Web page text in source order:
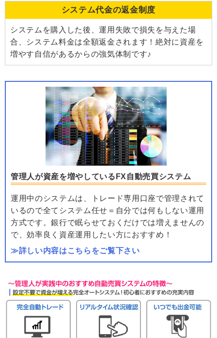
システム代金の返金制度
システムを購入した後、運用失敗で損失を与えた場
合、システム料金は全額返金されます！絶対に資産を
増やす自信があるからの強気体制です♪
管理人が資産を増やしているFX自動売買システム
運用中のシステムは、トレード専用口座で管理されて
いるので全てシステム任せ＝自分では何もしない運用
方式です。銀行で眠らせておくだけでは増えませんの
で、効率良く資産運用したい方におすすめ！
≫詳しい内容はこちらをご覧下さい